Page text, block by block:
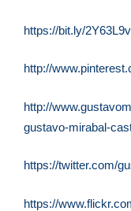
https://bit.ly/2Y63L9v
http://
http://
gustavo-mirabal-
https://twitter.com/
https://